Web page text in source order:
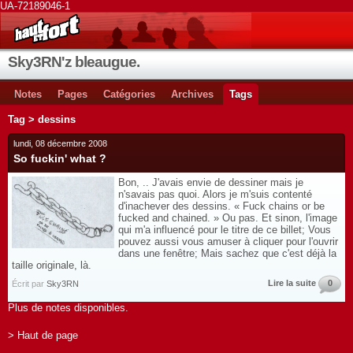
UA-72189046-1
Sky3RN'z bleaugue.
Notes Pages Catégories Archives Tags
Tag > dessins
lundi, 08 décembre 2008
So fuckin' what ?
Bon, .. J'avais envie de dessiner mais je
n'savais pas quoi. Alors je m'suis contenté
d'inachever des dessins. « Fuck chains or be
fucked and chained. » Ou pas. Et sinon, l'image
qui m'a influencé pour le titre de ce billet; Vous
pouvez aussi vous amuser à cliquer pour l'ouvrir
dans une fenêtre; Mais sachez que c'est déjà la
taille originale, là.
Écrit par Sky3RN Lire la suite 0
Plus de notes disponibles.
> Haut de page